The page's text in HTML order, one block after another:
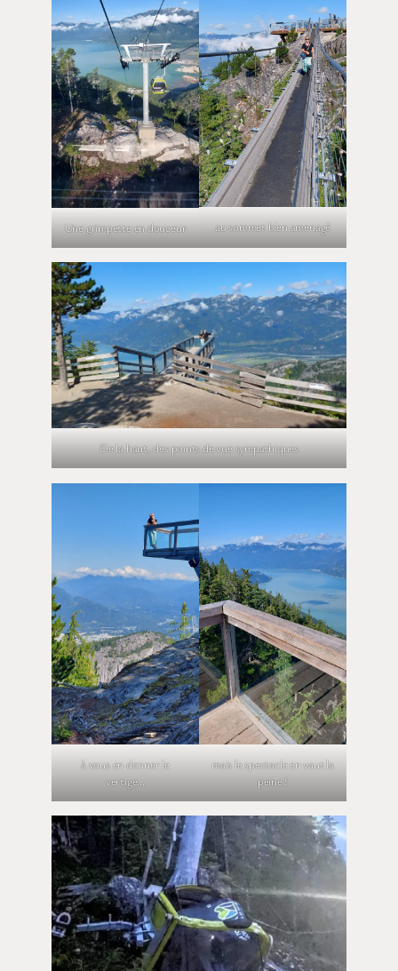
Une grimpette en douceur au sommet bien amenagé
De la haut, des points de vue sympathiques
à vous en donner le
vertige…
mais le spectacle en vaut la
peine !